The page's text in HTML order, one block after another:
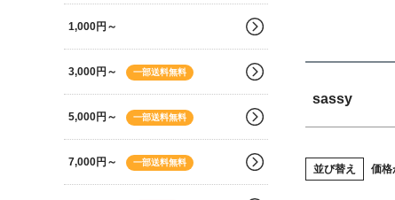
1,000円～
3,000円～ 一部送料無料
5,000円～ 一部送料無料
7,000円～ 一部送料無料
sassy
並び替え 価格